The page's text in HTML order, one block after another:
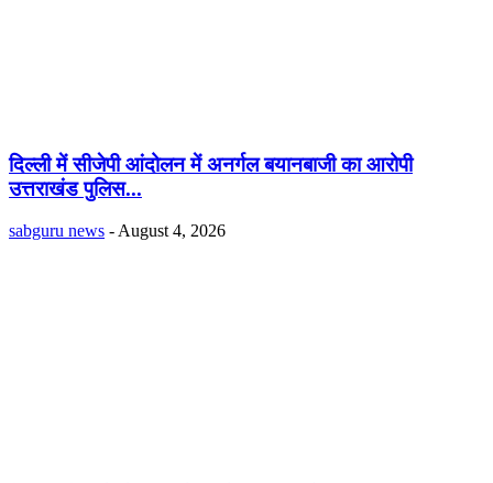
दिल्ली में सीजेपी आंदोलन में अनर्गल बयानबाजी का आरोपी
उत्तराखंड पुलिस...
sabguru news - August 4, 2026